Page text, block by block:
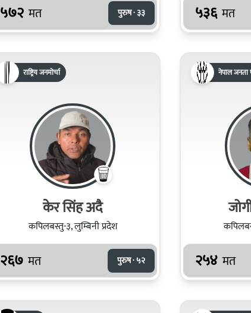
५७२ मत पुरुष · ३३ ५३६ मत
राष्ट्रिय जनमोर्चा
केर सिंह अदै
कपिलबस्तु-३, लुम्बिनी प्रदेश
२६७ मत पुरुष · ५२
नेपाल जनता
२५४ मत